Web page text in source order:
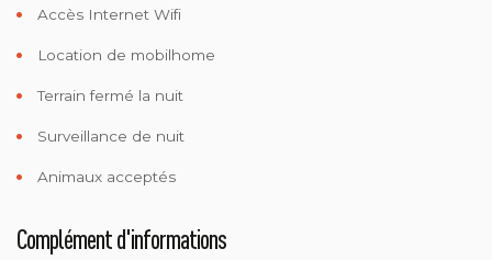
Accès Internet Wifi
Location de mobilhome
Terrain fermé la nuit
Surveillance de nuit
Animaux acceptés
Complément d'informations